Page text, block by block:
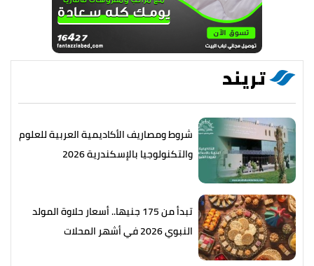
تريند
شروط ومصاريف الأكاديمية العربية للعلوم
والتكنولوجيا بالإسكندرية 2026
تبدأ من 175 جنيها.. أسعار حلاوة المولد
النبوي 2026 في أشهر المحلات